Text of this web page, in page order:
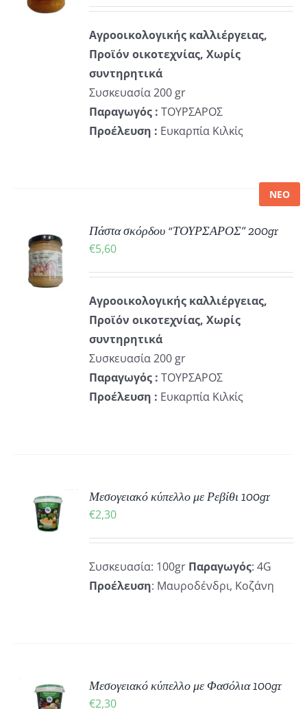
Αγροοικολογικής καλλιέργειας,
Προϊόν οικοτεχνίας, Χωρίς
συντηρητικά
Συσκευασία 200 gr
Παραγωγός : ΤΟΥΡΣΑΡΟΣ
Προέλευση : Ευκαρπία Κιλκίς
ΝΕΟ
Πάστα σκόρδου “ΤΟΥΡΣΑΡΟΣ” 200gr
€5,60
Αγροοικολογικής καλλιέργειας,
Προϊόν οικοτεχνίας, Χωρίς
συντηρητικά
Συσκευασία 200 gr
Παραγωγός : ΤΟΥΡΣΑΡΟΣ
Προέλευση : Ευκαρπία Κιλκίς
Μεσογειακό κύπελλο με Ρεβίθι 100gr
€2,30
Συσκευασία: 100gr Παραγωγός: 4G
Προέλευση: Μαυροδένδρι, Κοζάνη
Μεσογειακό κύπελλο με Φασόλια 100gr
€2,30